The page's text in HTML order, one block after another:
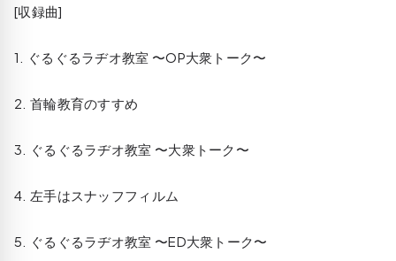
[収録曲]
1. ぐるぐるラヂオ教室 〜OP大衆トーク〜
2. 首輪教育のすすめ
3. ぐるぐるラヂオ教室 〜大衆トーク〜
4. 左手はスナッフフィルム
5. ぐるぐるラヂオ教室 〜ED大衆トーク〜